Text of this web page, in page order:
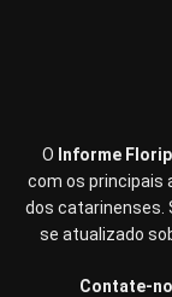
O Informe
com os principais
dos catarinenses.
se atualizado
Contate-